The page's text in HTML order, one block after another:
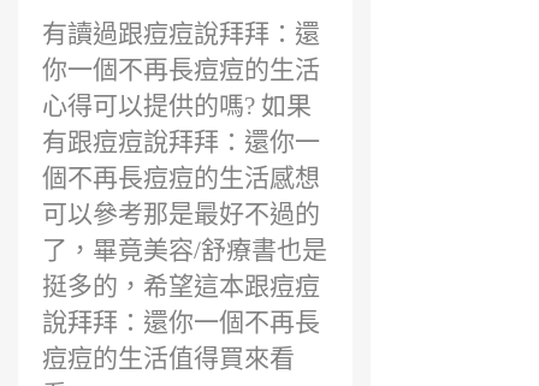
有讀過跟痘痘說拜拜：還
你一個不再長痘痘的生活
心得可以提供的嗎? 如果
有跟痘痘說拜拜：還你一
個不再長痘痘的生活感想
可以參考那是最好不過的
了，畢竟美容/舒療書也是
挺多的，希望這本跟痘痘
說拜拜：還你一個不再長
痘痘的生活值得買來看